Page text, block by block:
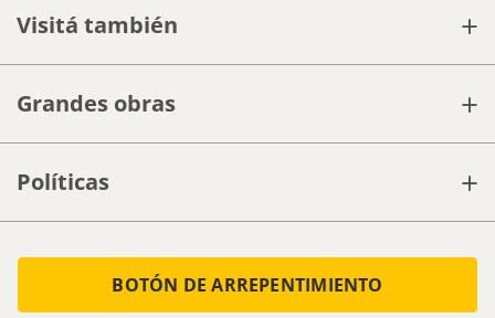
Visitá también +
Grandes obras +
Políticas +
BOTÓN DE ARREPENTIMIENTO